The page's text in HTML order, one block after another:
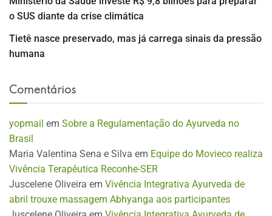
o SUS diante da crise climática
Tietê nasce preservado, mas já carrega sinais da pressão
humana
Comentários
yopmail em Sobre a Regulamentação do Ayurveda no
Brasil
Maria Valentina Sena e Silva em Equipe do Movieco realiza
Vivência Terapêutica Reconhe-SER
Juscelene Oliveira em Vivência Integrativa Ayurveda de
abril trouxe massagem Abhyanga aos participantes